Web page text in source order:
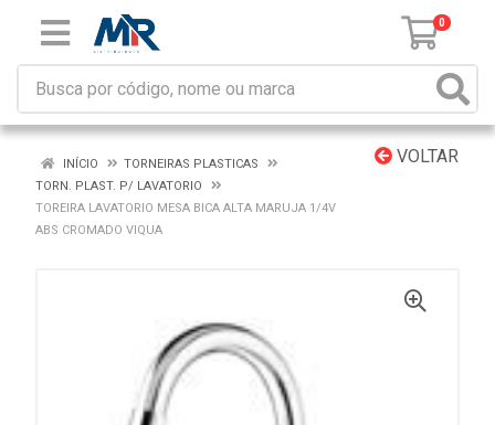
0
VOLTAR
INÍCIO
TORNEIRAS PLASTICAS
TORN. PLAST. P/ LAVATORIO
TOREIRA LAVATORIO MESA BICA ALTA MARUJA 1/4V
ABS CROMADO VIQUA